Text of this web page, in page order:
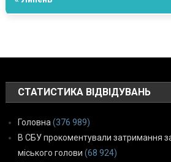
СТАТИСТИКА ВІДВІДУВАНЬ
Головна (376 989)
В СБУ прокоментували затримання
міського голови (68 924)